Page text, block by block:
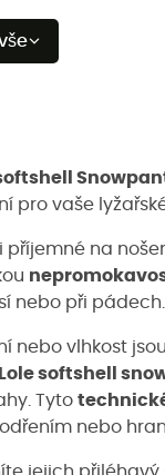
pro vaše
příjemné na
nebo při pádech.
nebo vlhkost
Lole softshell
Tyto
nebo